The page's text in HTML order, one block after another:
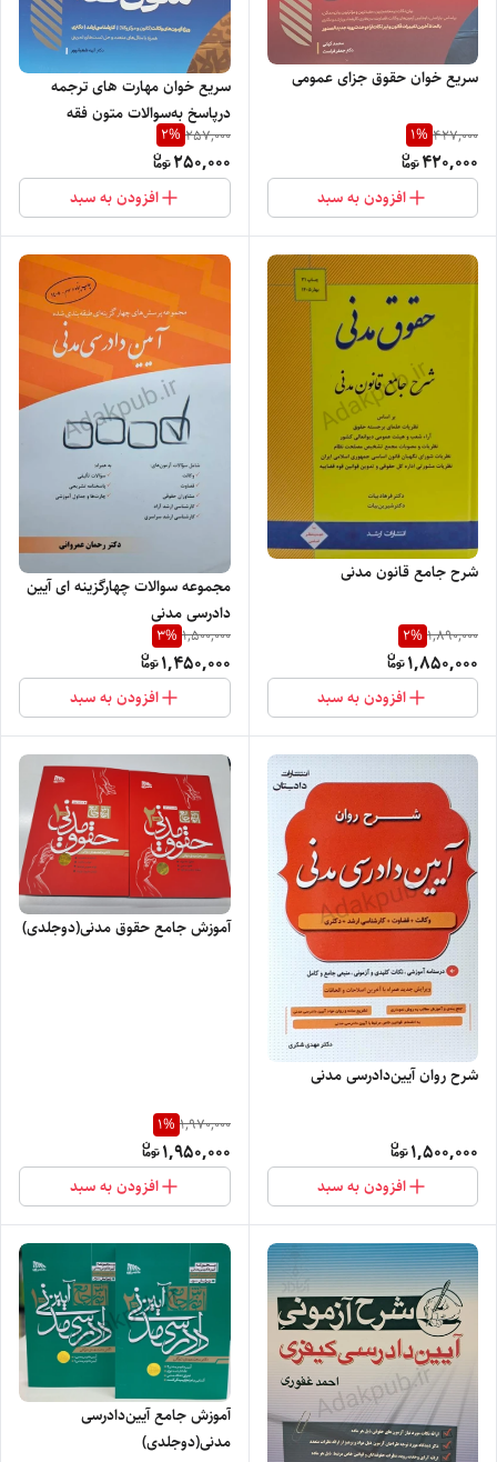
سریع خوان حقوق جزای عمومی
427,000
1%
420,000
افزودن به سبد
سریع خوان مهارت های ترجمه
در‌پاسخ به‌سوالات متون فقه
257,000
2%
250,000
افزودن به سبد
شرح جامع قانون مدنی
1,890,000
2%
1,850,000
افزودن به سبد
مجموعه سوالات چهارگزینه ای آیین
دادرسی مدنی
1,500,000
3%
1,450,000
افزودن به سبد
شرح روان آیین‌دادرسی مدنی
1,500,000
افزودن به سبد
آموزش جامع حقوق مدنی(دوجلدی)
1,970,000
1%
1,950,000
افزودن به سبد
آموزش جامع آیین‌دادرسی
مدنی(دوجلدی)